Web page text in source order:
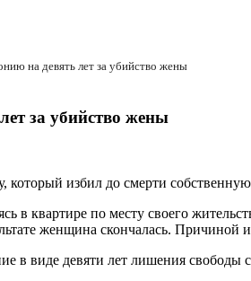
на девять лет за убийство жены
за убийство жены
который избил до смерти
в квартире по месту своего
женщина скончалась. Причиной
в виде девяти лет лишения свободы